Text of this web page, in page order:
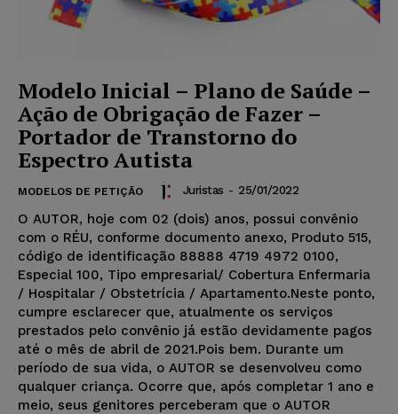
Modelo Inicial – Plano de Saúde –
Ação de Obrigação de Fazer –
Portador de Transtorno do
Espectro Autista
MODELOS DE PETIÇÃO Juristas - 25/01/2022
O AUTOR, hoje com 02 (dois) anos, possui convênio
com o RÉU, conforme documento anexo, Produto 515,
código de identificação 88888 4719 4972 0100,
Especial 100, Tipo empresarial/ Cobertura Enfermaria
/ Hospitalar / Obstetrícia / Apartamento.Neste ponto,
cumpre esclarecer que, atualmente os serviços
prestados pelo convênio já estão devidamente pagos
até o mês de abril de 2021.Pois bem. Durante um
período de sua vida, o AUTOR se desenvolveu como
qualquer criança. Ocorre que, após completar 1 ano e
meio, seus genitores perceberam que o AUTOR